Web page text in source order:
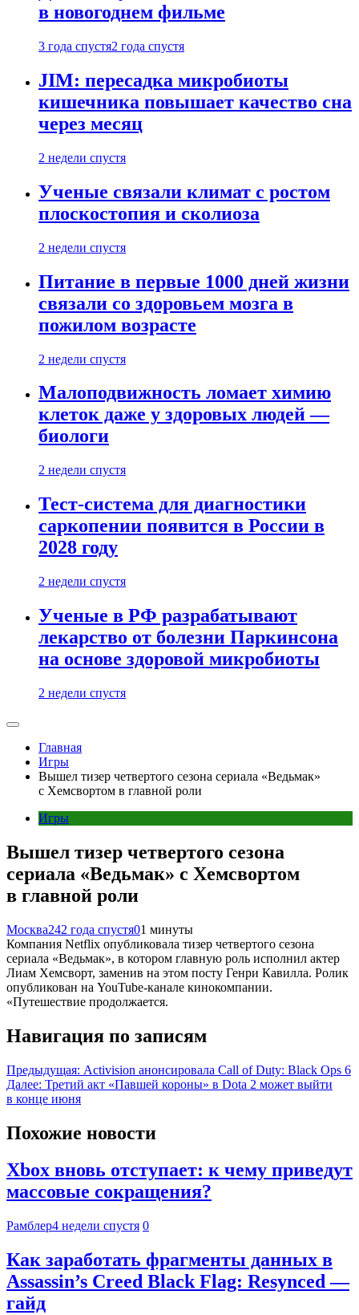
в новогоднем фильме
3 года спустя2 года спустя
JIM: пересадка микробиоты
кишечника повышает качество сна
через месяц
2 недели спустя
Ученые связали климат с ростом
плоскостопия и сколиоза
2 недели спустя
Питание в первые 1000 дней жизни
связали со здоровьем мозга в
пожилом возрасте
2 недели спустя
Малоподвижность ломает химию
клеток даже у здоровых людей —
биологи
2 недели спустя
Тест-система для диагностики
саркопении появится в России в
2028 году
2 недели спустя
Ученые в РФ разрабатывают
лекарство от болезни Паркинсона
на основе здоровой микробиоты
2 недели спустя
Главная
Игры
Вышел тизер четвертого сезона сериала «Ведьмак»
с Хемсвортом в главной роли
Игры
Вышел тизер четвертого сезона
сериала «Ведьмак» с Хемсвортом
в главной роли
Москва242 года спустя01 минуты
Компания Netflix опубликовала тизер четвертого сезона
сериала «Ведьмак», в котором главную роль исполнил актер
Лиам Хемсворт, заменив на этом посту Генри Кавилла. Ролик
опубликован на YouTube-канале кинокомпании.
«Путешествие продолжается.
Навигация по записям
Предыдущая: Activision анонсировала Call of Duty: Black Ops 6
Далее: Третий акт «Павшей короны» в Dota 2 может выйти
в конце июня
Похожие новости
Xbox вновь отступает: к чему приведут
массовые сокращения?
Рамблер4 недели спустя 0
Как заработать фрагменты данных в
Assassin’s Creed Black Flag: Resynced —
гайд